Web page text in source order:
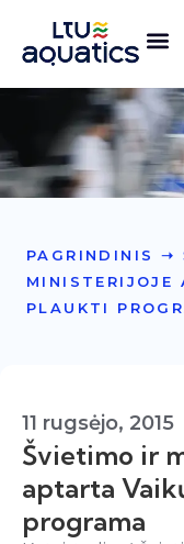
PAGRINDINIS ➝
MINISTERIJOJE
PLAUKTI
11 rugsėjo, 2015
Švietimo ir
aptarta
programa